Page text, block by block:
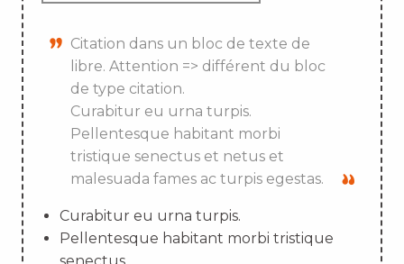
Citation dans un bloc de texte de
libre. Attention => différent du bloc
de type citation.
Curabitur eu urna turpis.
Pellentesque habitant morbi
tristique senectus et netus et
malesuada fames ac turpis egestas.
Curabitur eu urna turpis.
Pellentesque habitant morbi tristique